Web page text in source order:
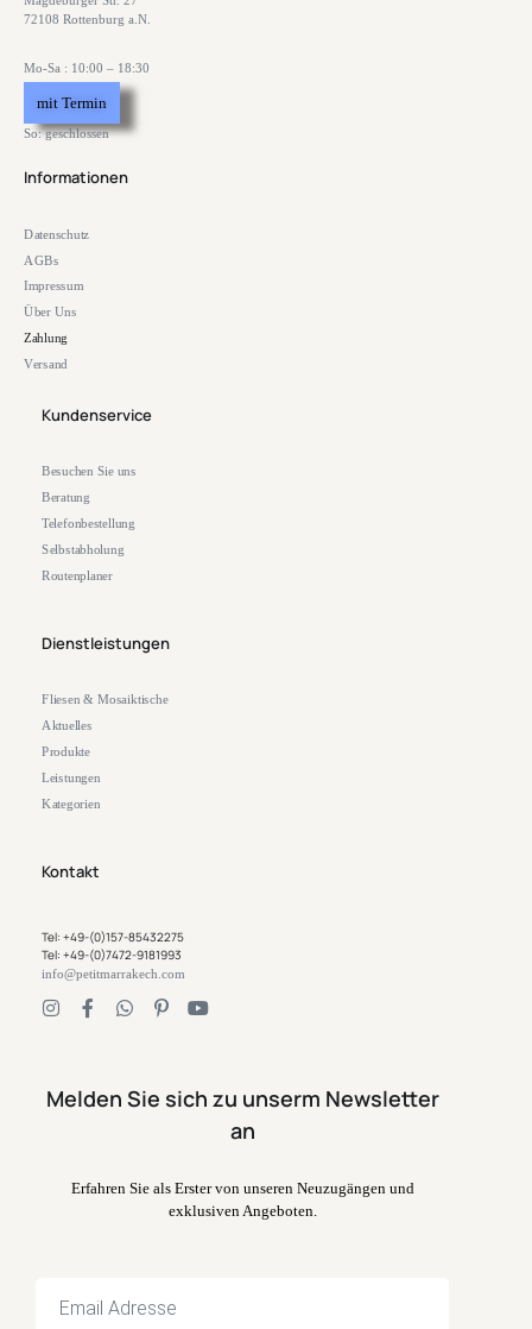
72108 Rottenburg a.N.
Mo-Sa : 10:00 – 18:30
mit Termin
So: geschlossen
Informationen
Datenschutz
AGBs
Impressum
Über Uns
Zahlung
Versand
Kundenservice
Besuchen Sie uns
Beratung
Telefonbestellung
Selbstabholung
Routenplaner
Dienstleistungen
Fliesen & Mosaiktische
Aktuelles
Produkte
Leistungen
Kategorien
Kontakt
Tel: +49-(0)157-85432275
Tel: +49-(0)7472-9181993
info@petitmarrakech.com
Melden Sie sich zu unserm Newsletter
an
Erfahren Sie als Erster von unseren Neuzugängen und
exklusiven Angeboten.